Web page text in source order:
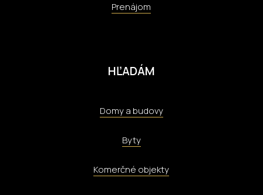
Prenájom
HĽADÁM
Domy a budovy
Byty
Komerčné objekty